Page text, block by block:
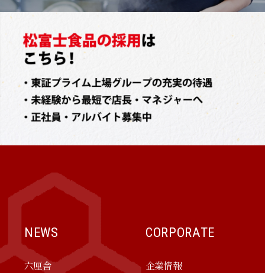
NEWS
六厘舎
CORPORATE
企業情報